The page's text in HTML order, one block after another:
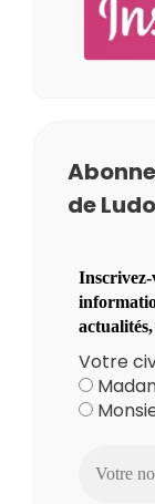
de
Votre